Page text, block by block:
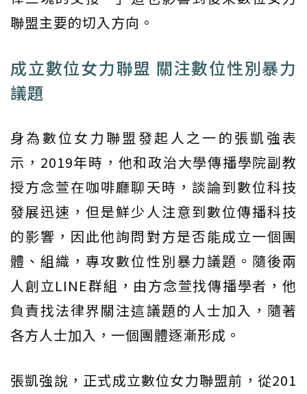
聯盟主要的切入方向。
成立數位女力聯盟 關注數位性別暴力
議題
身為數位女力聯盟發起人之一的張凱強表
示，2019年時，他和政治大學傳播學院副教
授方念萱在咖啡廳聊天時，談論到數位科技
發展迅速，但是鮮少人注意到數位傳播科技
的影響，因此他詢問對方是否能成立一個團
體、組織，專攻數位性別暴力議題。隨後兩
人創立LINE群組，由方念萱找傳播學者，他
負責找法律界關注這議題的人士加入，隨著
各方人士加入，一個團體逐漸形成。
張凱強說，正式成立數位女力聯盟前，從201